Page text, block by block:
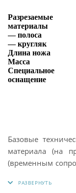
Разрезаемые
материалы
— полоса
— кругляк
Длина ножа
Масса
Специальное
оснащение
Базовые
материала (на
(временным
увеличением